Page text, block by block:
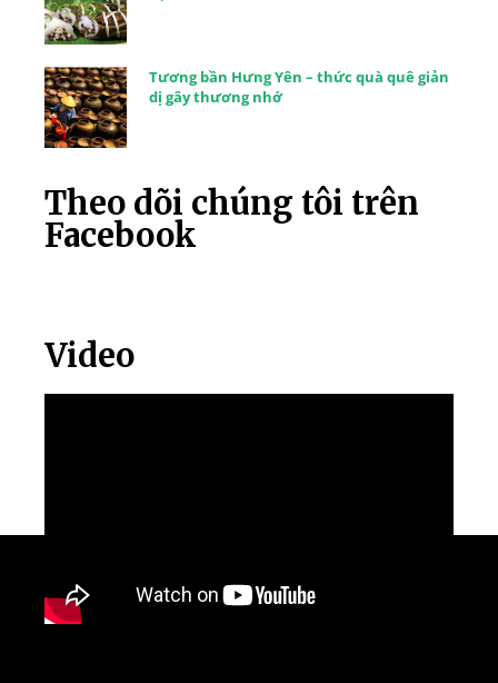
Tương bần Hưng Yên – thức quà quê giản
dị gây thương nhớ
Theo dõi chúng tôi trên
Facebook
Video